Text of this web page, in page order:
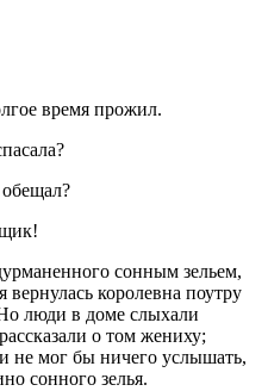
время прожил.
сонным зельем,
королевна поутру
люди в доме слыхали
о том жениху;
не мог бы ничего услышать,
сонного зелья.